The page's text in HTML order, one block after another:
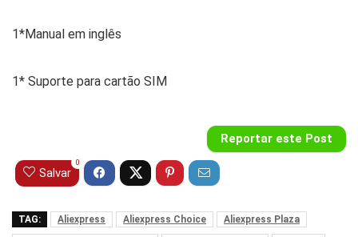
1*Manual em inglês
1* Suporte para cartão SIM
Reportar este Post
Salvar
0
TAG: Aliexpress Aliexpress Choice
Aliexpress Plaza